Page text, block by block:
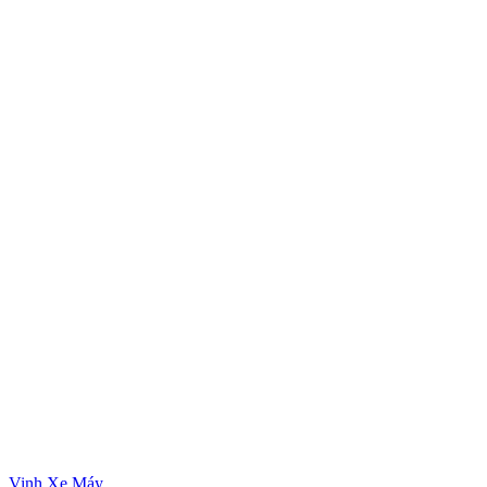
Vinh Xe Máy